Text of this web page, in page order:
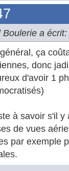
Boulerie a écrit:
ça
donc
d'avoir 1
à savoir s'il
de vues
par exemple